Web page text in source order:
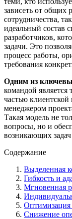
зависеть от общих
сотрудничества,
идеальный состав
разработчиков,
задачи. Это
процесс работы,
требования
Одним из
командой является
частью
менеджером
Такая модель не
вопросы, но и
возникающих задач
Содержание
Выделенная
Гибкость и
Мгновенная
Оптимизация
Снижение